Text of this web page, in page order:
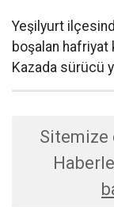
Yeşilyurt
boşalan hafriyat
Kazada sürücü
Sitemize